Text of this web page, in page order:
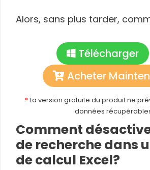
Alors, sans plus tarder,
Télécharger
Acheter
*La version gratuite du produit ne
données
Comment
de recherche dans
de calcul Excel?